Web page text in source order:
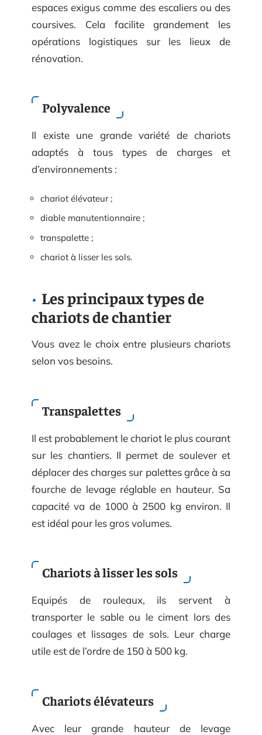
espaces exigus comme des escaliers ou des
coursives. Cela facilite grandement les
opérations logistiques sur les lieux de
rénovation.
Polyvalence
Il existe une grande variété de chariots
adaptés à tous types de charges et
d’environnements :
chariot élévateur ;
diable manutentionnaire ;
transpalette ;
chariot à lisser les sols.
Les principaux types de
chariots de chantier
Vous avez le choix entre plusieurs chariots
selon vos besoins.
Transpalettes
Il est probablement le chariot le plus courant
sur les chantiers. Il permet de soulever et
déplacer des charges sur palettes grâce à sa
fourche de levage réglable en hauteur. Sa
capacité va de 1000 à 2500 kg environ. Il
est idéal pour les gros volumes.
Chariots à lisser les sols
Equipés de rouleaux, ils servent à
transporter le sable ou le ciment lors des
coulages et lissages de sols. Leur charge
utile est de l’ordre de 150 à 500 kg.
Chariots élévateurs
Avec leur grande hauteur de levage